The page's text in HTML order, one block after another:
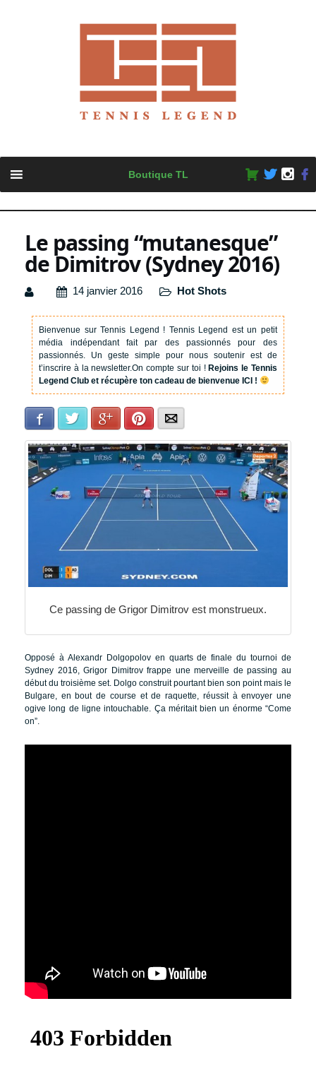
content
Boutique TL
Le passing “mutanesque”
de Dimitrov (Sydney 2016)
14 janvier 2016 Hot Shots
Bienvenue sur Tennis Legend ! Tennis Legend est un petit
média indépendant fait par des passionnés pour des
passionnés. Un geste simple pour nous soutenir est de
t’inscrire à la newsletter.On compte sur toi !Rejoins le Tennis
Legend Club et récupère ton cadeau de bienvenue ICI !
Facebook Twitter Google+Pinterest
Ce passing de Grigor Dimitrov est monstrueux.
Opposé à Alexandr Dolgopolov en quarts de finale du tournoi de
Sydney 2016, Grigor Dimitrov frappe une merveille de passing au
début du troisième set. Dolgo construit pourtant bien son point mais le
Bulgare, en bout de course et de raquette, réussit à envoyer une
ogive long de ligne intouchable. Ça méritait bien un énorme “Come
on”.